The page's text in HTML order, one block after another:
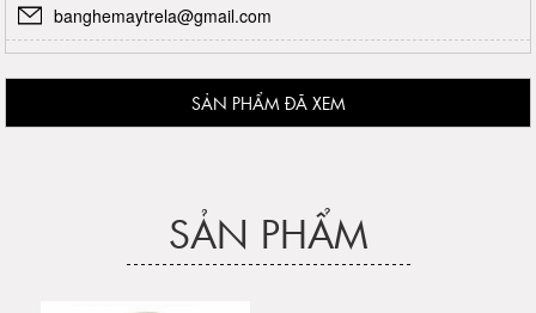
banghemaytrela@gmail.com
SẢN PHẨM ĐÃ XEM
SẢN PHẨM